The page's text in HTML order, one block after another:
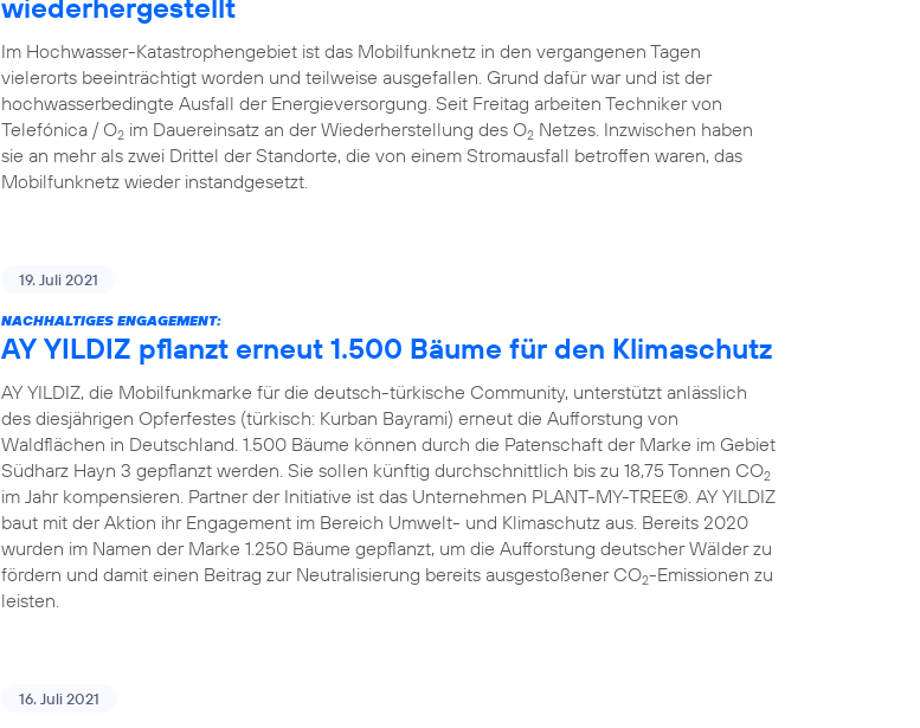
wiederhergestellt
Im Hochwasser-Katastrophengebiet ist das Mobilfunknetz in den vergangenen Tagen
vielerorts beeinträchtigt worden und teilweise ausgefallen. Grund dafür war und ist der
hochwasserbedingte Ausfall der Energieversorgung. Seit Freitag arbeiten Techniker von
Telefónica / O2 im Dauereinsatz an der Wiederherstellung des O2 Netzes. Inzwischen haben
sie an mehr als zwei Drittel der Standorte, die von einem Stromausfall betroffen waren, das
Mobilfunknetz wieder instandgesetzt.
19. Juli 2021
NACHHALTIGES ENGAGEMENT:
AY YILDIZ pflanzt erneut 1.500 Bäume für den Klimaschutz
AY YILDIZ, die Mobilfunkmarke für die deutsch-türkische Community, unterstützt anlässlich
des diesjährigen Opferfestes (türkisch: Kurban Bayrami) erneut die Aufforstung von
Waldflächen in Deutschland. 1.500 Bäume können durch die Patenschaft der Marke im Gebiet
Südharz Hayn 3 gepflanzt werden. Sie sollen künftig durchschnittlich bis zu 18,75 Tonnen CO2
im Jahr kompensieren. Partner der Initiative ist das Unternehmen PLANT-MY-TREE®. AY YILDIZ
baut mit der Aktion ihr Engagement im Bereich Umwelt- und Klimaschutz aus. Bereits 2020
wurden im Namen der Marke 1.250 Bäume gepflanzt, um die Aufforstung deutscher Wälder zu
fördern und damit einen Beitrag zur Neutralisierung bereits ausgestoßener CO2-Emissionen zu
leisten.
16. Juli 2021